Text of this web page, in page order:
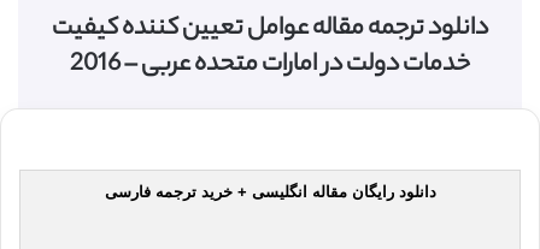
دانلود ترجمه مقاله عوامل تعیین کننده کیفیت
خدمات دولت در امارات متحده عربی – 2016
دانلود رایگان مقاله انگلیسی + خرید ترجمه فارسی